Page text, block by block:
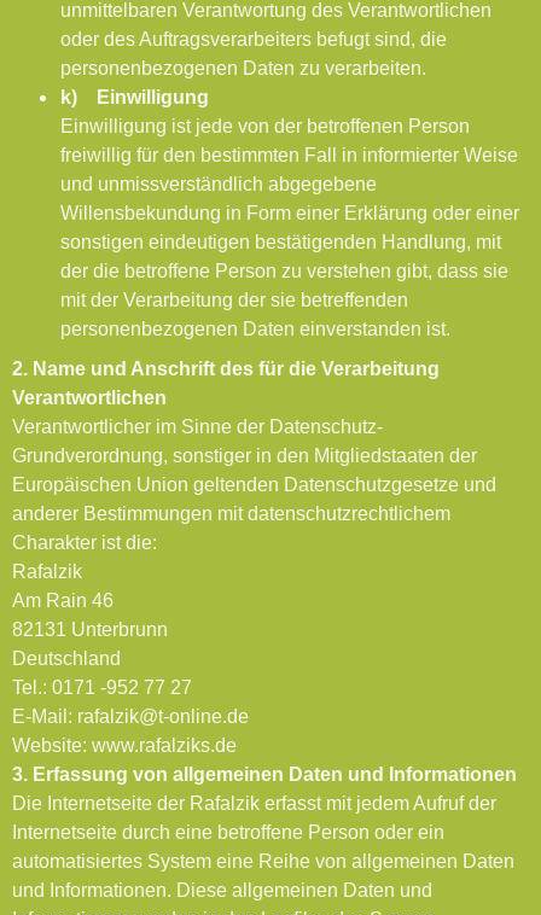
unmittelbaren Verantwortung des Verantwortlichen
oder des Auftragsverarbeiters befugt sind, die
personenbezogenen Daten zu verarbeiten.
k) Einwilligung
Einwilligung ist jede von der betroffenen Person
freiwillig für den bestimmten Fall in informierter Weise
und unmissverständlich abgegebene
Willensbekundung in Form einer Erklärung oder einer
sonstigen eindeutigen bestätigenden Handlung, mit
der die betroffene Person zu verstehen gibt, dass sie
mit der Verarbeitung der sie betreffenden
personenbezogenen Daten einverstanden ist.
2. Name und Anschrift des für die Verarbeitung
Verantwortlichen
Verantwortlicher im Sinne der Datenschutz-
Grundverordnung, sonstiger in den Mitgliedstaaten der
Europäischen Union geltenden Datenschutzgesetze und
anderer Bestimmungen mit datenschutzrechtlichem
Charakter ist die:
Rafalzik
Am Rain 46
82131 Unterbrunn
Deutschland
Tel.: 0171 -952 77 27
E-Mail: rafalzik@t-online.de
Website: www.rafalziks.de
3. Erfassung von allgemeinen Daten und Informationen
Die Internetseite der Rafalzik erfasst mit jedem Aufruf der
Internetseite durch eine betroffene Person oder ein
automatisiertes System eine Reihe von allgemeinen Daten
und Informationen. Diese allgemeinen Daten und